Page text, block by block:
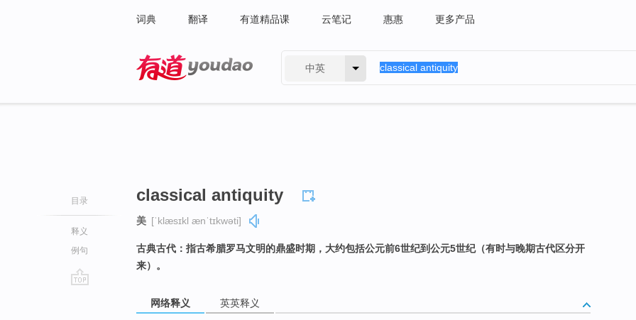
词典 翻译 有道精品课 云笔记 惠惠 更多产品
中英
目录
释义
例句
classical antiquity
美 [ˈklæsɪkl ænˈtɪkwəti]
古典古代：指古希腊罗马文明的鼎盛时期，大约包括公元前6世纪到公元5世纪（有时与晚期古代区分开
来）。
网络释义 英英释义